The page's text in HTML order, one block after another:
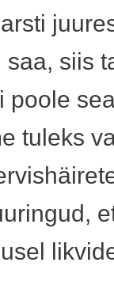
saa, siis
poole
tuleks